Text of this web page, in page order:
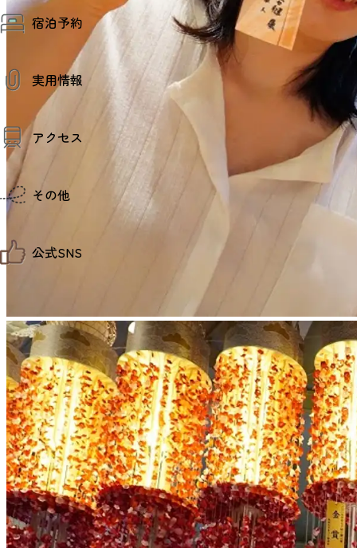
プロスポーツチーム・プロオーケストラ
仙台の銘品
仙台夜時間
宿泊施設
仙台観光マップ
仙台旅先体験コレクション
体験プログラム検索（予約）
体験事業者からのお知らせ
体験トピックス
体験事業者
宿泊予約
宿泊予約
実用情報
お役立ち情報
アクセス
仙台までの経路検索
市内の交通情報
お得なチケット
その他
お問い合わせ
サイト利用規約
プライバシーポリシー
サイトマップ
仙臺写真館フォトギャラリー
公式SNS
せんだい旅日和 Instagram
せんだい旅日和 Facebook
仙台旅先体験コレクション Facebook
仙台旅先体験コレクション Instagaram